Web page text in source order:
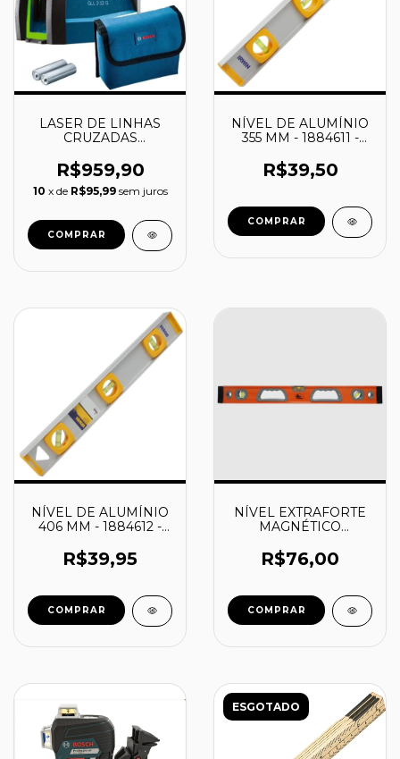
LASER DE LINHAS
CRUZADAS
METROS GLL 212G -
0601063VD0 - BOSCH
R$959,90
10 x de R$95,99 sem juros
COMPRAR
NÍVEL DE ALUMÍNIO
355 MM - 1884611 -
R$39,50
NÍVEL DE ALUMÍNIO
406 MM - 1884612 -
R$39,95
NÍVEL EXTRAFORTE
MAGNÉTICO
DE COMPRIMENTO -
861-1490 - GUEPAR
R$76,00
COMPRAR
ESGOTADO